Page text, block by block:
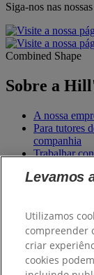
Siga-nos nas
Combined Shape
Sobre a
A nossa
Para tutores
companhia
Trabalhar
Hill’s
para o seu
companhia
Levamos
Utilizamos
compreender
criar
cookies